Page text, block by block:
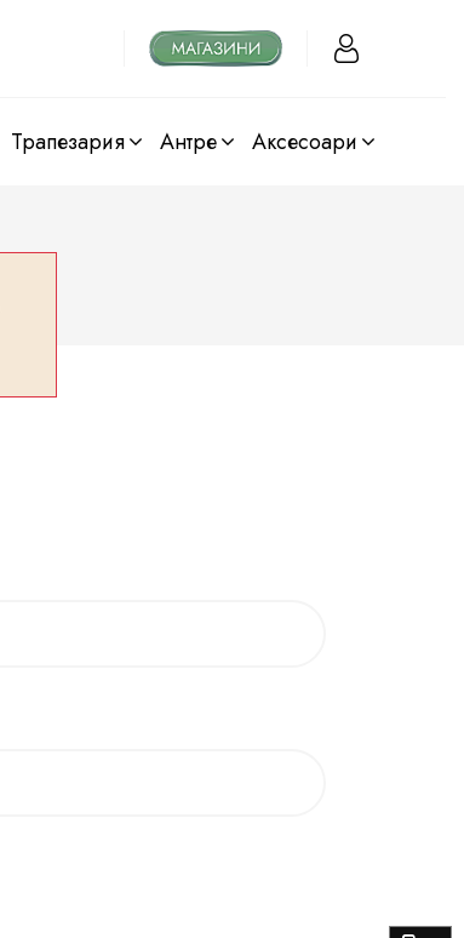
трапезария антре аксесоари